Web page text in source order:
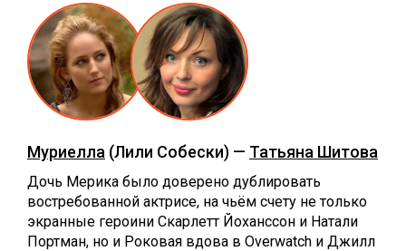
Муриелла (Лили Собески) — Татьяна Шитова
Дочь Мерика было доверено дублировать
востребованной актрисе, на чьём счету не только
экранные героини Скарлетт Йоханссон и Натали
Портман, но и Роковая вдова в Overwatch и Джилл